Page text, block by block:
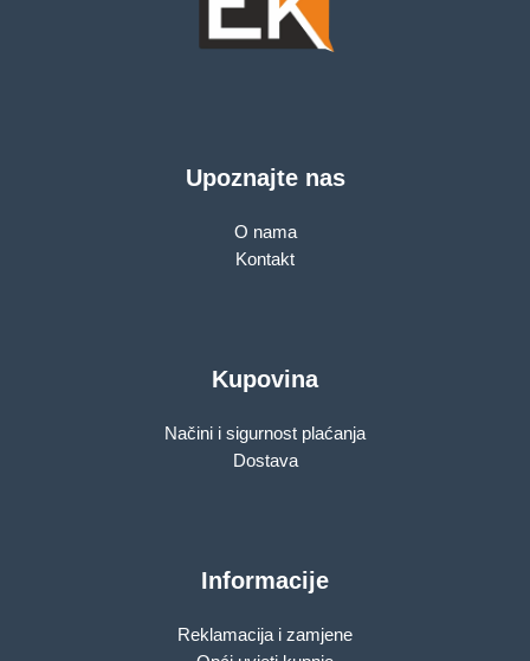
Upoznajte nas
O nama
Kontakt
Kupovina
Načini i sigurnost plaćanja
Dostava
Informacije
Reklamacija i zamjene